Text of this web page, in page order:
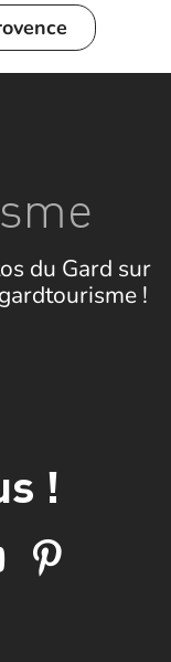
du Gard sur
!
!